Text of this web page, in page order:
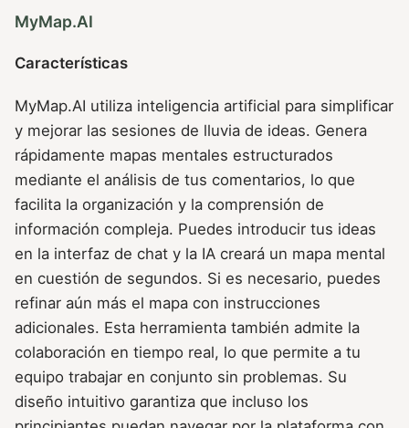
MyMap.AI
Características
MyMap.AI utiliza inteligencia artificial para simplificar
y mejorar las sesiones de lluvia de ideas. Genera
rápidamente mapas mentales estructurados
mediante el análisis de tus comentarios, lo que
facilita la organización y la comprensión de
información compleja. Puedes introducir tus ideas
en la interfaz de chat y la IA creará un mapa mental
en cuestión de segundos. Si es necesario, puedes
refinar aún más el mapa con instrucciones
adicionales. Esta herramienta también admite la
colaboración en tiempo real, lo que permite a tu
equipo trabajar en conjunto sin problemas. Su
diseño intuitivo garantiza que incluso los